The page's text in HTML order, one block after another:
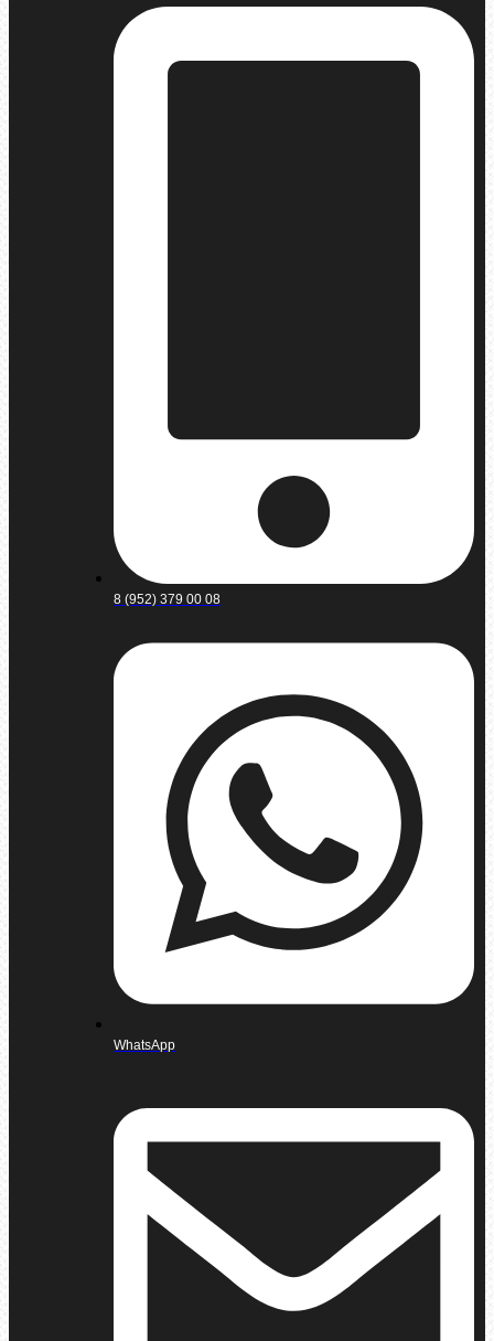
8 (952) 379 00 08
WhatsApp